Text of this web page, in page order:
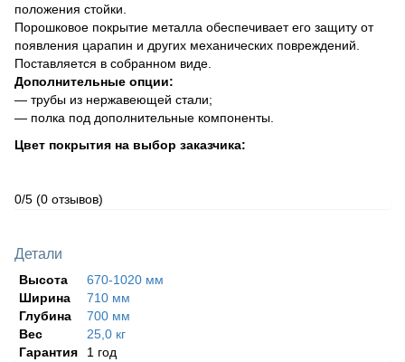
положения стойки.
Порошковое покрытие металла обеспечивает его защиту от
появления царапин и других механических повреждений.
Поставляется в собранном виде.
Дополнительные опции:
— трубы из нержавеющей стали;
— полка под дополнительные компоненты.
Цвет покрытия на выбор заказчика:
0/5 (0 отзывов)
Детали
Высота
670-1020 мм
Ширина
710 мм
Глубина
700 мм
Вес
25,0 кг
Гарантия
1 год